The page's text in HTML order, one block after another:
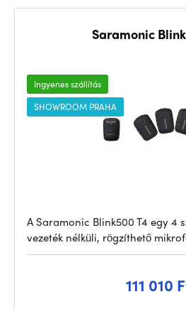
Saramonic
Ingyenes szállítás
SHOWROOM PRAHA
A Saramonic Blink500 T4 egy 4
vezeték nélküli, rögzíthető
111 010